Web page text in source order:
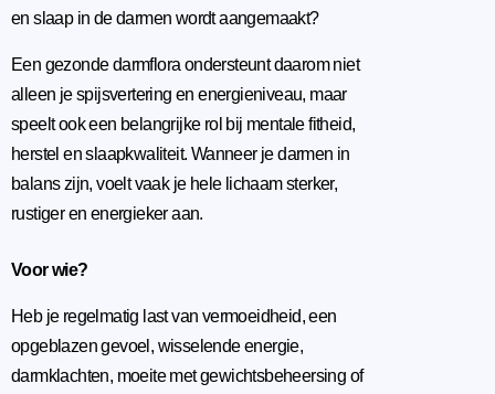
en slaap in de darmen wordt aangemaakt?
Een gezonde darmflora ondersteunt daarom niet
alleen je spijsvertering en energieniveau, maar
speelt ook een belangrijke rol bij mentale fitheid,
herstel en slaapkwaliteit. Wanneer je darmen in
balans zijn, voelt vaak je hele lichaam sterker,
rustiger en energieker aan.
Voor wie?
Heb je regelmatig last van vermoeidheid, een
opgeblazen gevoel, wisselende energie,
darmklachten, moeite met gewichtsbeheersing of